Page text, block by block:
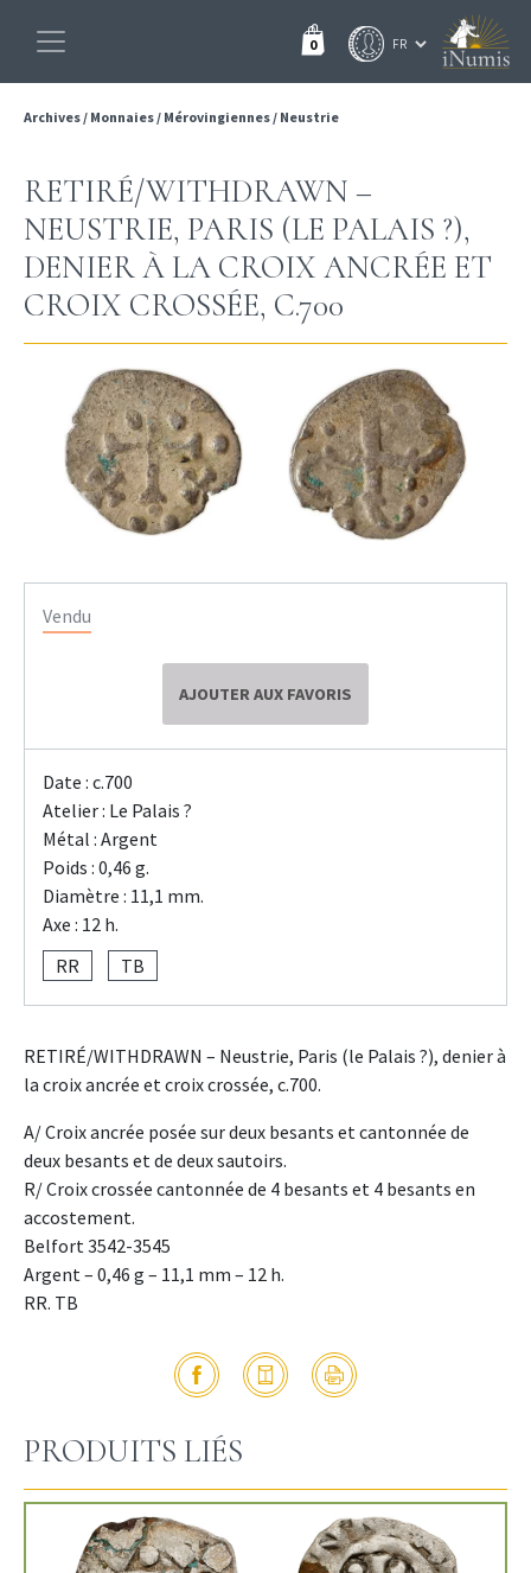
0
Archives/ Monnaies/ Mérovingiennes/ Neustrie
RETIRÉ/WITHDRAWN –
NEUSTRIE, PARIS (LE PALAIS ?),
DENIER À LA CROIX ANCRÉE ET
CROIX CROSSÉE, C.700
Vendu
AJOUTER AUX FAVORIS
Date : c.700
Atelier : Le Palais ?
Métal : Argent
Poids : 0,46 g.
Diamètre : 11,1 mm.
Axe : 12 h.
RR
TB
RETIRÉ/WITHDRAWN – Neustrie, Paris (le Palais ?), denier à
la croix ancrée et croix crossée, c.700.
A/ Croix ancrée posée sur deux besants et cantonnée de
deux besants et de deux sautoirs.
R/ Croix crossée cantonnée de 4 besants et 4 besants en
accostement.
Belfort 3542-3545
Argent – 0,46 g – 11,1 mm – 12 h.
RR. TB
PRODUITS LIÉS